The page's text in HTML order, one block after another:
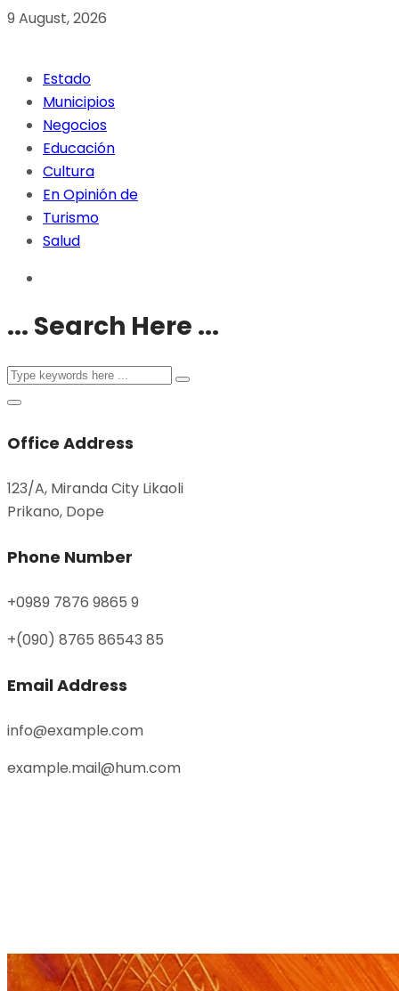
9 August, 2026
Estado
Municipios
Negocios
Educación
Cultura
En Opinión de
Turismo
Salud
... Search Here ...
Office Address
123/A, Miranda City Likaoli
Prikano, Dope
Phone Number
+0989 7876 9865 9
+(090) 8765 86543 85
Email Address
info@example.com
example.mail@hum.com